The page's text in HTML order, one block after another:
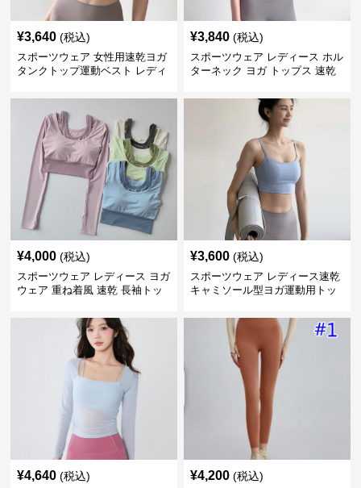
¥3,640 (税込)
スポーツウェア 女性用速乾ヨガ
タンクトップ運動ベスト レディ
¥3,840 (税込)
スポーツウェア レディース ホル
ターネック ヨガ トップス 速乾
¥4,000 (税込)
スポーツウェア レディース ヨガ
ウェア 重ね着風 速乾 長袖トッ
¥3,600 (税込)
スポーツウェア レディース速乾
キャミソール型ヨガ運動用トッ
¥4,640 (税込) ¥4,200 (税込)